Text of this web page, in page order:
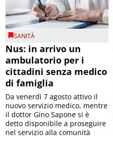
SANITÀ
Nus: in arrivo un
ambulatorio per i
cittadini senza medico
di famiglia
Da venerdì 7 agosto attivo il
nuovo servizio medico, mentre
il dottor Gino Sapone si è
detto disponibile a proseguire
nel servizio alla comunità